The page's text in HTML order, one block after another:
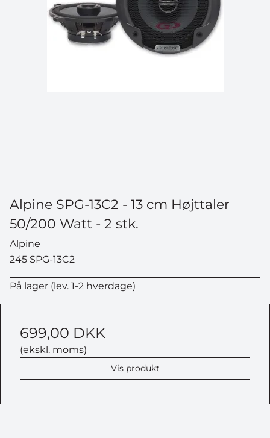
Alpine SPG-13C2 - 13 cm Højttaler
50/200 Watt - 2 stk.
Alpine
245 SPG-13C2
På lager (lev. 1-2 hverdage)
699,00 DKK
(ekskl. moms)
Vis produkt